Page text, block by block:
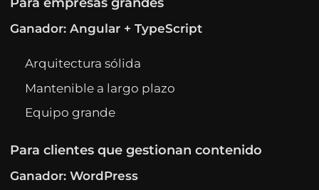
Ganador: Angular + TypeScript
Arquitectura sólida
Mantenible a largo plazo
Equipo grande
Para clientes que gestionan contenido
Ganador: WordPress